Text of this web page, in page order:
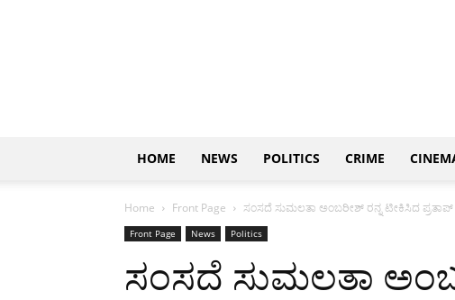
ಕನ್ನಡ
HOME NEWS POLITICS CRIME
Home Front Page ಸಂಸದೆ ಸುಮಲತಾ ಅಂಬರೀಶ್ ರನ್ನ ಟೀಕಿಸಿದ
Front Page News Politics
ಸಂಸದೆ ಸುಮಲತಾ